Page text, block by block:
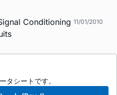
Conditioning 11/01/2010
タシートです。